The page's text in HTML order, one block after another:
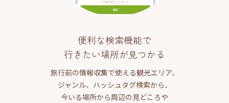
便利な検索機能で
行きたい場所が見つかる
旅行前の情報収集で使える観光エリア、
ジャンル、ハッシュタグ検索から、
今いる場所から周辺の見どころや